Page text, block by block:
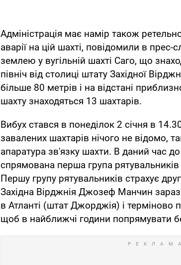
Адміністрація має намір також
аварії на цій шахті, повідомили в прес-
землею у вугільній шахті Саго, що
північ від столиці штату Західної
більше 80 метрів і на відстані
шахту знаходяться 13 шахтарів.
Вибух стався в понеділок 2 січня в
завалених шахтарів нічого не відомо,
апаратура зв'язку шахти. В даний час
спрямована перша група рятувальників
Першу групу рятувальників страхує
Західна Вірджнія Джозеф Манчин
в Атланті (штат Джорджія) і терміново
щоб в найближчі години попрямувати